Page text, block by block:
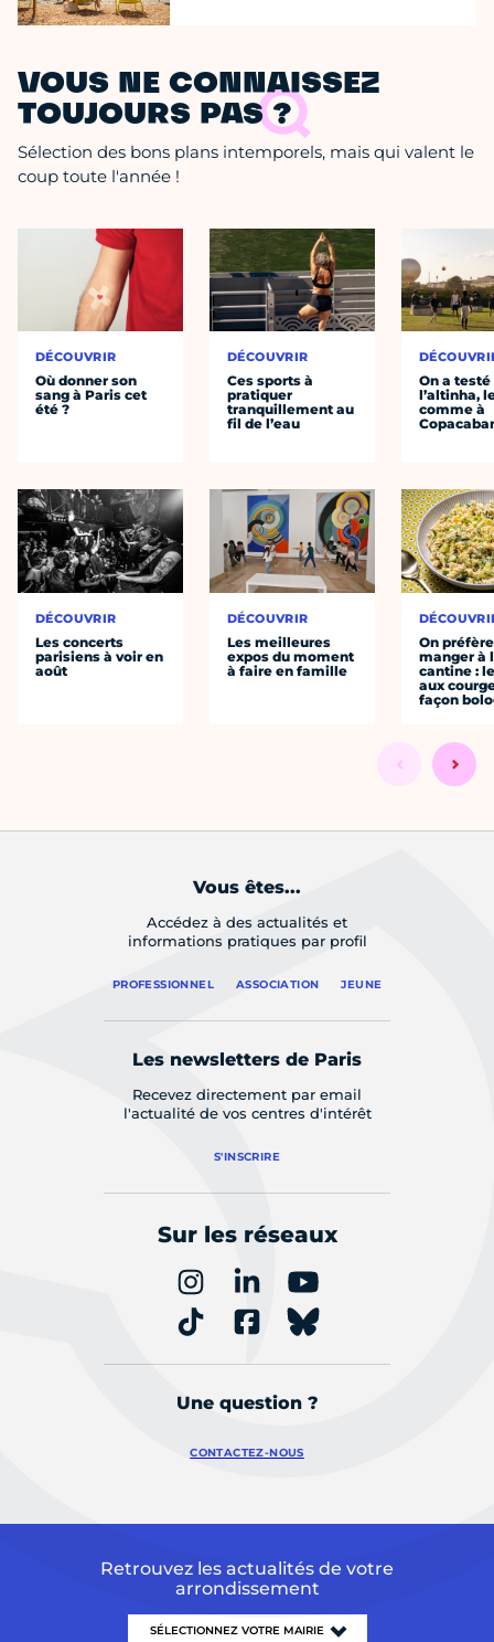
VOUS NE CONNAISSEZ
TOUJOURS PAS ?
Sélection des bons plans intemporels, mais qui valent le
coup toute l'année !
DÉCOUVRIR
Où donner son
sang à Paris cet
été ?
DÉCOUVRIR
Les concerts
parisiens à voir en
août
DÉCOUVRIR
Ces sports à
pratiquer
tranquillement au
fil de l’eau
DÉCOUVRIR
Les meilleures
expos du moment
à faire en famille
On a testé
l’altinha,
comme à
On préfère
manger à
cantine :
aux
façon
Vous êtes...
Accédez à des actualités et
informations pratiques par profil
PROFESSIONNEL ASSOCIATION JEUNE
Les newsletters de Paris
Recevez directement par email
l'actualité de vos centres d'intérêt
S'INSCRIRE
Sur les réseaux
Une question ?
CONTACTEZ-NOUS
Retrouvez les actualités de votre
arrondissement